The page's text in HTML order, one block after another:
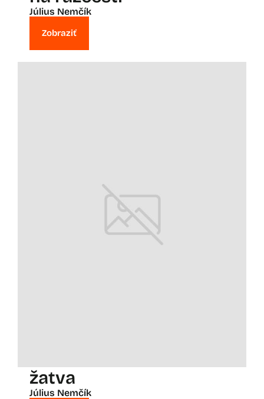
Július Nemčík
Zobraziť
žatva
Július Nemčík